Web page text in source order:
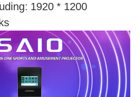
1920 * 1200